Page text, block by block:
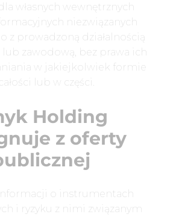
własnych wewnętrznych
niezwiązanych
z prowadzoną działalnością
lub zawodową, bez prawa ich
w jakiejkolwiek formie
całości lub w części.
Holding
z oferty
o instrumentach
i ryzyku z nimi związanym